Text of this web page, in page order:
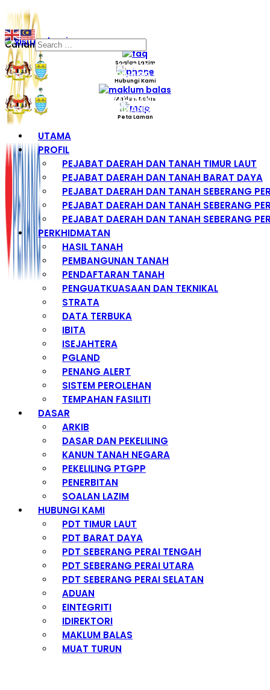
Carian
Soalan Lazim
Hubungi Kami
Maklum Balas
Peta Laman
UTAMA
PROFIL
PEJABAT DAERAH DAN TANAH TIMUR LAUT
PEJABAT DAERAH DAN TANAH BARAT DAYA
PEJABAT DAERAH DAN TANAH SEBERANG
PEJABAT DAERAH DAN TANAH SEBERANG
PEJABAT DAERAH DAN TANAH SEBERANG
PERKHIDMATAN
HASIL TANAH
PEMBANGUNAN TANAH
PENDAFTARAN TANAH
PENGUATKUASAAN DAN TEKNIKAL
STRATA
DATA TERBUKA
IBITA
ISEJAHTERA
PGLAND
PENANG ALERT
SISTEM PEROLEHAN
TEMPAHAN FASILITI
DASAR
ARKIB
DASAR DAN PEKELILING
KANUN TANAH NEGARA
PEKELILING PTGPP
PENERBITAN
SOALAN LAZIM
HUBUNGI KAMI
PDT TIMUR LAUT
PDT BARAT DAYA
PDT SEBERANG PERAI TENGAH
PDT SEBERANG PERAI UTARA
PDT SEBERANG PERAI SELATAN
ADUAN
EINTEGRITI
IDIREKTORI
MAKLUM BALAS
MUAT TURUN